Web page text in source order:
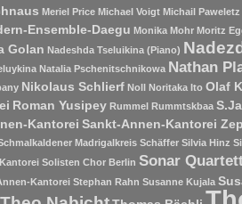
Meriel Price Michael Voigt Michail Paweletz
Ensemble-Daegu Monika Mohr Moritz
Golan Nadeshda Tseluikina (Piano)
Natalia Pschenitschnikowa Nathan
Nikolaus Schlierf Noll Noritaka Ito Olaf
Roman Yusipey Rummel Rummtskbaa
Kantorei Sankt-Annen-Kantorei
Madrigalkreis Schäffer Silvia Hinz
Solisten Chor Berlin Sonar
Kantorei Stephan Rahn Susanne Kujala